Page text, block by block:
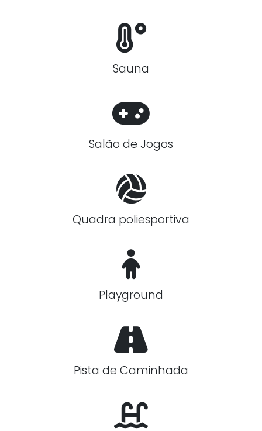
Sauna
Salão de Jogos
Quadra poliesportiva
Playground
Pista de Caminhada